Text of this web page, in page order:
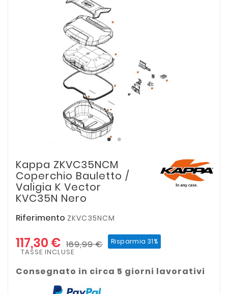
Kappa ZKVC35NCM
Coperchio Bauletto /
Valigia K Vector
KVC35N Nero
Riferimento ZKVC35NCM
117,30 € 169,99 € Risparmia 31%
TASSE INCLUSE
Consegnato in circa 5 giorni lavorativi